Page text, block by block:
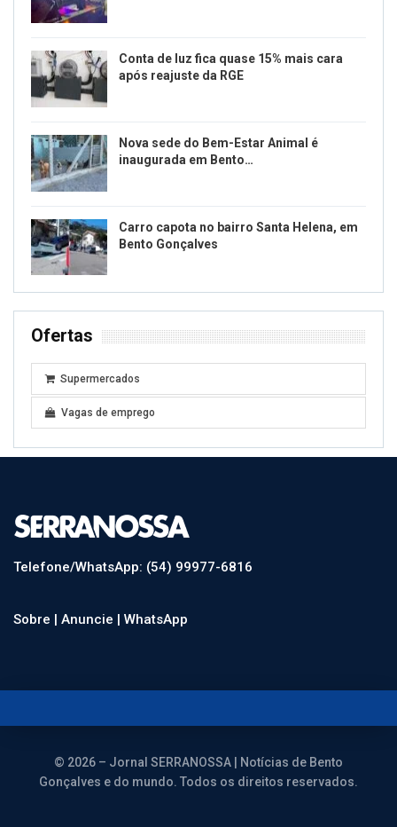
Conta de luz fica quase 15% mais cara
após reajuste da RGE
Nova sede do Bem-Estar Animal é
inaugurada em Bento…
Carro capota no bairro Santa Helena, em
Bento Gonçalves
Ofertas
Supermercados
Vagas de emprego
Telefone/WhatsApp: (54) 99977-6816
Sobre | Anuncie | WhatsApp
© 2026 – Jornal SERRANOSSA | Notícias de Bento
Gonçalves e do mundo. Todos os direitos reservados.